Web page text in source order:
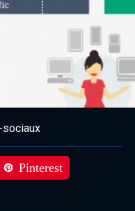
sociaux
Pinterest